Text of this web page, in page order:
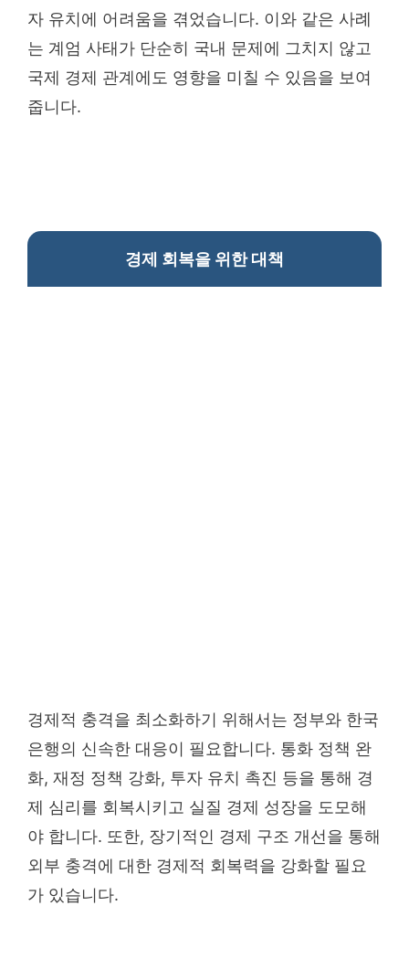
자 유치에 어려움을 겪었습니다. 이와 같은 사례
는 계엄 사태가 단순히 국내 문제에 그치지 않고
국제 경제 관계에도 영향을 미칠 수 있음을 보여
줍니다.
경제 회복을 위한 대책
경제적 충격을 최소화하기 위해서는 정부와 한국
은행의 신속한 대응이 필요합니다. 통화 정책 완
화, 재정 정책 강화, 투자 유치 촉진 등을 통해 경
제 심리를 회복시키고 실질 경제 성장을 도모해
야 합니다. 또한, 장기적인 경제 구조 개선을 통해
외부 충격에 대한 경제적 회복력을 강화할 필요
가 있습니다.